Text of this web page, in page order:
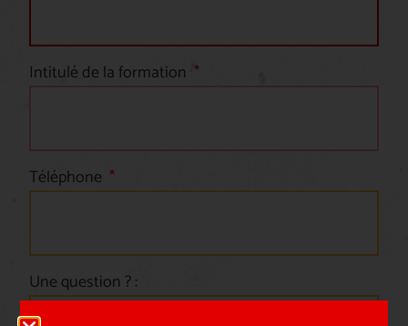
Intitulé de la formation
Téléphone
Une question ? :